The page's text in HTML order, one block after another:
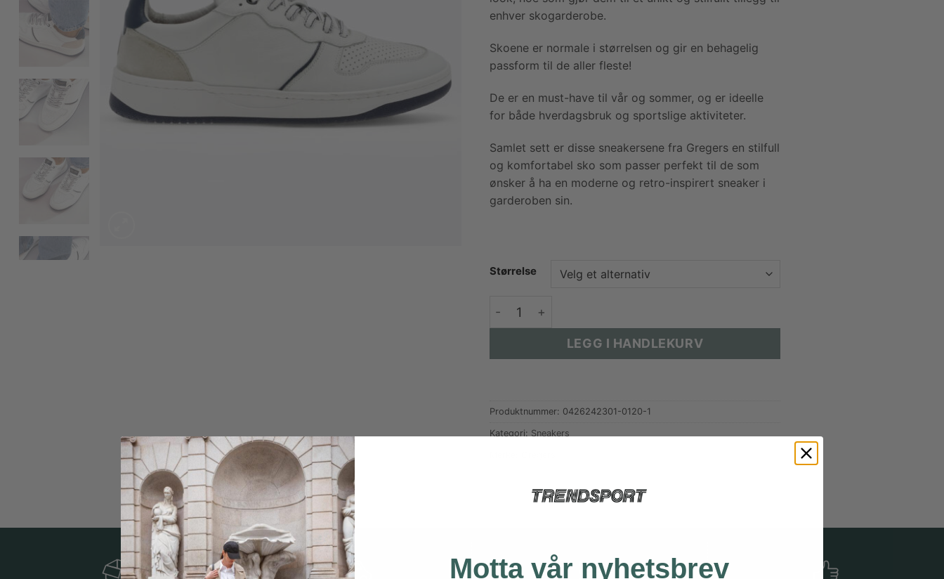
enhver skogarderobe.
Skoene er normale i størrelsen og gir en behagelig
passform til de aller fleste!
De er en must-have til vår og sommer, og er ideelle
for både hverdagsbruk og sportslige aktiviteter.
Samlet sett er disse sneakersene fra Gregers en stilfull
og komfortabel sko som passer perfekt til de som
ønsker å ha en moderne og retro-inspirert sneaker i
garderoben sin.
Størrelse
Gregers Clay leather - white blue antall
LEGG I HANDLEKURV
Produktnummer: 0426242301-0120-1
Kategori: Sneakers
Motta vår nyhetsbrev